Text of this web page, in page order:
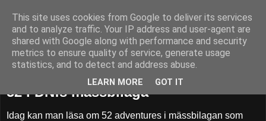
52adventures
52 i DN:s mässbilaga
Idag kan man läsa om 52 adventures i mässbilagan som
This site uses cookies from Google to deliver its services
and to analyze traffic. Your IP address and user-agent are
shared with Google along with performance and security
metrics to ensure quality of service, generate usage
statistics, and to detect and address abuse.
LEARN MORE GOT IT